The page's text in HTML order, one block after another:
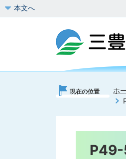
本文へ
現在の位置 ホ
P49-